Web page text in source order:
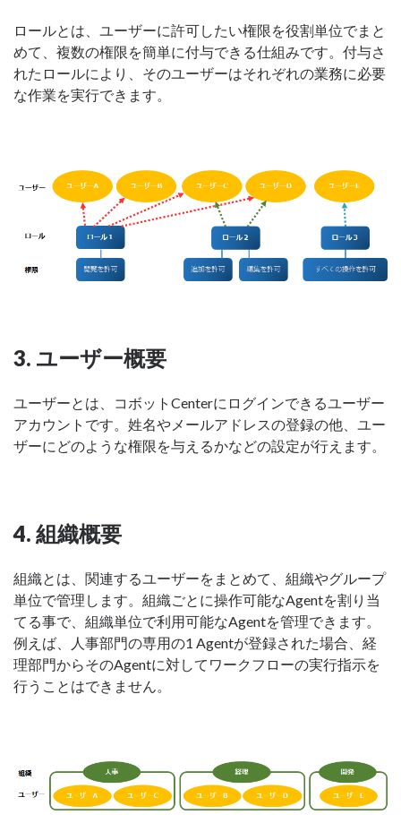
ロールとは、ユーザーに許可したい権限を役割単位でまと
めて、複数の権限を簡単に付与できる仕組みです。付与さ
れたロールにより、そのユーザーはそれぞれの業務に必要
な作業を実行できます。
3. ユーザー概要
ユーザーとは、コボットCenterにログインできるユーザー
アカウントです。姓名やメールアドレスの登録の他、ユー
ザーにどのような権限を与えるかなどの設定が行えます。
4. 組織概要
組織とは、関連するユーザーをまとめて、組織やグループ
単位で管理します。組織ごとに操作可能なAgentを割り当
てる事で、組織単位で利用可能なAgentを管理できます。
例えば、人事部門の専用の1 Agentが登録された場合、経
理部門からそのAgentに対してワークフローの実行指示を
行うことはできません。